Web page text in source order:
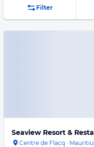
Filter
Seaview Resort &
Centre de Flacq ·